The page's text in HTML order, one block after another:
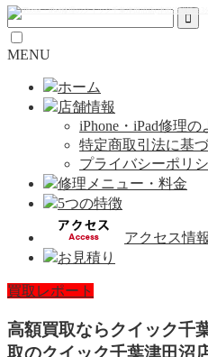
MENU
ホーム
店舗情報
iPhone・iPad修理
特定商取引法に基
プライバシーポリ
修理メニュー・料金
5つの特徴
アクセス情報
お見積り
買取レポート
高額買取ならクイック千
取のクイック千葉津田沼店